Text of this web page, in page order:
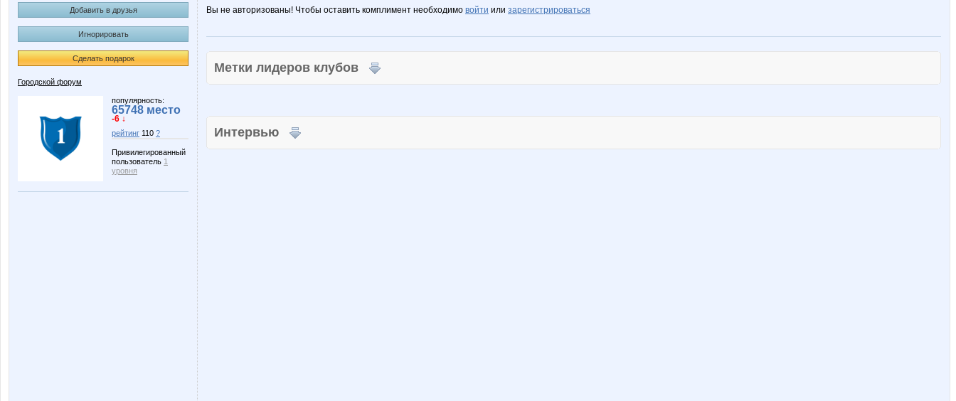
Добавить в друзья
Игнорировать
Сделать подарок
Городской форум
популярность:
65748 место
-6 ↓
рейтинг 110 ?
Привилегированный
пользователь 1
уровня
Вы не авторизованы! Чтобы оставить комплимент необходимо войти или зарегистрироваться
Метки лидеров клубов
Интервью